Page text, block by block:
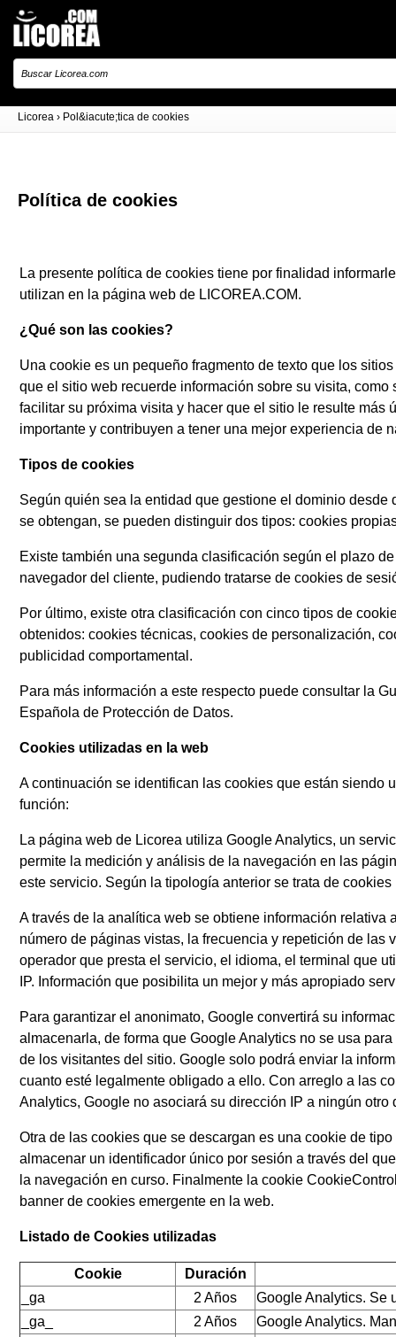
Licorea › Pol&iacute;tica de cookies
Política de cookies
La presente política de cookies tiene por finalidad
utilizan en la página web de LICOREA.COM.
¿Qué son las cookies?
Una cookie es un pequeño fragmento de texto que los
que el sitio web recuerde información sobre su visita,
facilitar su próxima visita y hacer que el sitio le resulte más
importante y contribuyen a tener una mejor experiencia de
Tipos de cookies
Según quién sea la entidad que gestione el dominio
se obtengan, se pueden distinguir dos tipos: cookies
Existe también una segunda clasificación según el plazo
navegador del cliente, pudiendo tratarse de cookies de
Por último, existe otra clasificación con cinco tipos de
obtenidos: cookies técnicas, cookies de personalización,
publicidad comportamental.
Para más información a este respecto puede consultar la
Española de Protección de Datos.
Cookies utilizadas en la web
A continuación se identifican las cookies que están siendo
función:
La página web de Licorea utiliza Google Analytics, un
permite la medición y análisis de la navegación en las
este servicio. Según la tipología anterior se trata de
A través de la analítica web se obtiene información relativa
número de páginas vistas, la frecuencia y repetición de las
operador que presta el servicio, el idioma, el terminal que
IP. Información que posibilita un mejor y más apropiado
Para garantizar el anonimato, Google convertirá su
almacenarla, de forma que Google Analytics no se usa
de los visitantes del sitio. Google solo podrá enviar la
cuanto esté legalmente obligado a ello. Con arreglo a las
Analytics, Google no asociará su dirección IP a ningún otro
Otra de las cookies que se descargan es una cookie de
almacenar un identificador único por sesión a través del
la navegación en curso. Finalmente la cookie
banner de cookies emergente en la web.
Listado de Cookies utilizadas
Cookie
Duración
_ga
2 Años
Google Analytics. Se
_ga_
2 Años
Google Analytics.